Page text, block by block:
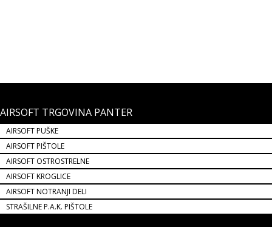
AIRSOFT TRGOVINA PANTER
AIRSOFT PUŠKE
AIRSOFT PIŠTOLE
AIRSOFT OSTROSTRELNE
AIRSOFT KROGLICE
AIRSOFT NOTRANJI DELI
STRAŠILNE P.A.K. PIŠTOLE